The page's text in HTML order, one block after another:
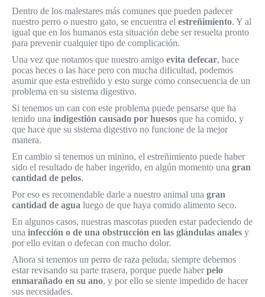
Dentro de los malestares más comunes que pueden padecer
nuestro perro o nuestro gato, se encuentra el estreñimiento. Y al
igual que en los humanos esta situación debe ser resuelta pronto
para prevenir cualquier tipo de complicación.
Una vez que notamos que nuestro amigo evita defecar, hace
pocas heces o las hace pero con mucha dificultad, podemos
asumir que esta estreñido y esto surge como consecuencia de un
problema en su sistema digestivo.
Si tenemos un can con este problema puede pensarse que ha
tenido una indigestión causado por huesos que ha comido, y
que hace que su sistema digestivo no funcione de la mejor
manera.
En cambio si tenemos un minino, el estreñimiento puede haber
sido el resultado de haber ingerido, en algún momento una gran
cantidad de pelos.
Por eso es recomendable darle a nuestro animal una gran
cantidad de agua luego de que haya comido alimento seco.
En algunos casos, nuestras mascotas pueden estar padeciendo de
una infección o de una obstrucción en las glándulas anales y
por ello evitan o defecan con mucho dolor.
Ahora si tenemos un perro de raza peluda, siempre debemos
estar revisando su parte trasera, porque puede haberpelo
enmarañado en su ano, y por ello se siente impedido de hacer
sus necesidades.